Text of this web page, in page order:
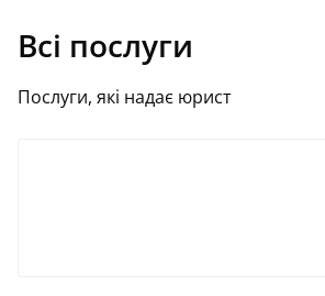
Всі послуги
Послуги, які надає юрист